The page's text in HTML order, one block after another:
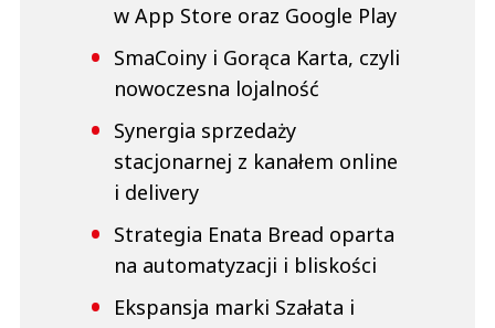
w App Store oraz Google Play
SmaCoiny i Gorąca Karta, czyli
nowoczesna lojalność
Synergia sprzedaży
stacjonarnej z kanałem online
i delivery
Strategia Enata Bread oparta
na automatyzacji i bliskości
Ekspansja marki Szałata i